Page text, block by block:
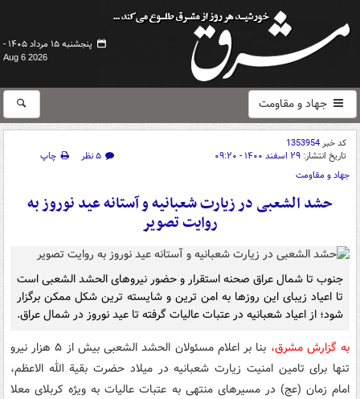
پنجشنبه ۱۵ مرداد ۱۴۰۵ -
Aug 6 2026
جهاد و مقاومت
کد خبر1353954
تاریخ انتشار: ۲۹ اسفند ۱۴۰۰ - ۰۹:۲۰ ۵ نظر
چاپ
جهاد و مقاومت
حشد الشعبی در زیارت شعبانیه و آستانه عید نوروز به
روایت تصویر
جنوب تا شمال عراق صحنه استقرار و حضور نیروهای الحشد الشعبی است
تا اعیاد زیبای این روزها به امن ترین و شایسته ترین شکل ممکن برگزار
شود؛ از اعیاد شعبانیه در عتبات عالیات گرفته تا عید نوروز در شمال عراق.
به گزارش مشرق،
بنا بر اعلام مسئولان الحشد الشعبی بیش از ۵ هزار نیرو
تنها برای تامین امنیت زیارت شعبانیه در میلاد حضرت بقیة الله الاعظم،
امام زمان (عج) در مسیرهای منتهی به عتبات عالیات به ویژه کربلای معلا